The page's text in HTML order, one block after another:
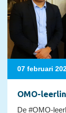
07 februari
OMO-
De #OMO-